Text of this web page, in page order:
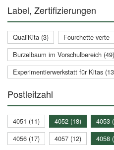
Label, Zertifizierungen
QualiKita (3)
Fourchette verte
Burzelbaum im Vorschulbereich (49)
Experimentierwerkstatt für Kitas
Postleitzahl
4051 (11) 4052 (18) 4053
4056 (17)
4057 (12) 4058